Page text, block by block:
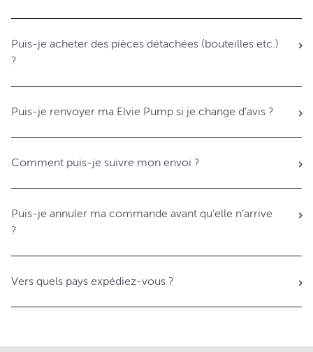
Puis-je acheter des pièces détachées (bouteilles etc.)
?
Puis-je renvoyer ma Elvie Pump si je change d’avis ?
Comment puis-je suivre mon envoi ?
Puis-je annuler ma commande avant qu’elle n’arrive
?
Vers quels pays expédiez-vous ?